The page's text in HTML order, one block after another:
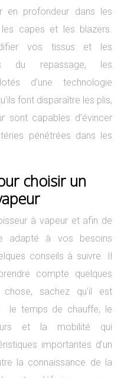
en profondeur dans les
capes et les blazers.
vos tissus et les
du repassage, les
d’une technologie
font disparaître les plis,
sont capables d’évincer
pénétrées dans les
choisir un
à vapeur et afin de
adapté à vos besoins
conseils à suivre. Il
compte quelques
sachez qu’il est
le temps de chauffe, le
et la mobilité qui
importantes d’un
la connaissance de la